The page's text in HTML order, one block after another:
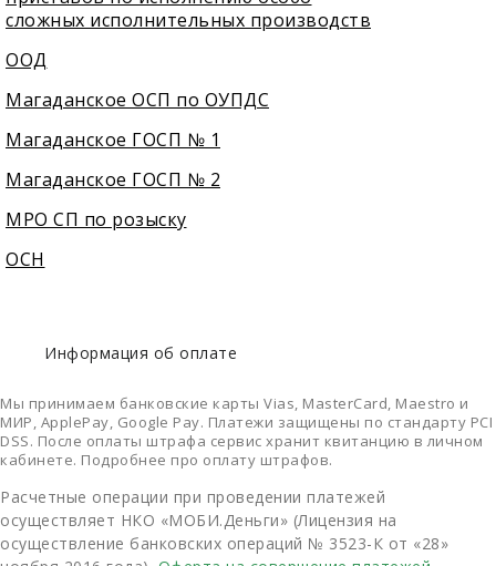
сложных исполнительных производств
ООД
Магаданское ОСП по ОУПДС
Магаданское ГОСП № 1
Магаданское ГОСП № 2
МРО СП по розыску
ОСН
Информация об оплате
Мы принимаем банковские карты Vias, MasterCard, Maestro и
МИР, ApplePay, Google Pay. Платежи защищены по стандарту PCI
DSS. После оплаты штрафа сервис хранит квитанцию в личном
кабинете. Подробнее про оплату штрафов.
Расчетные операции при проведении платежей
осуществляет НКО «МОБИ.Деньги» (Лицензия на
осуществление банковских операций № 3523-К от «28»